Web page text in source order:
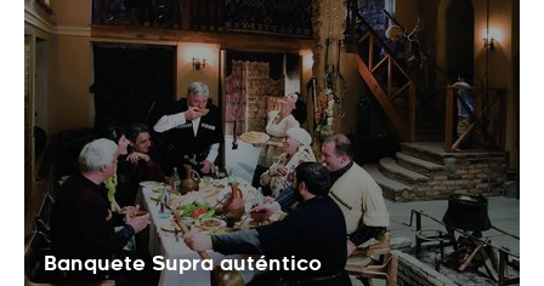
Banquete Supra auténtico